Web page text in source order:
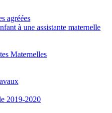
agréées
à une assistante maternelle
Maternelles
2019-2020